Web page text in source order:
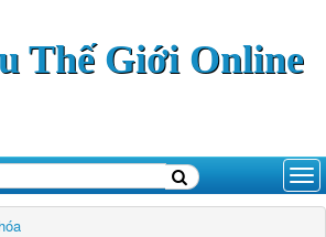
Thế Giới Online